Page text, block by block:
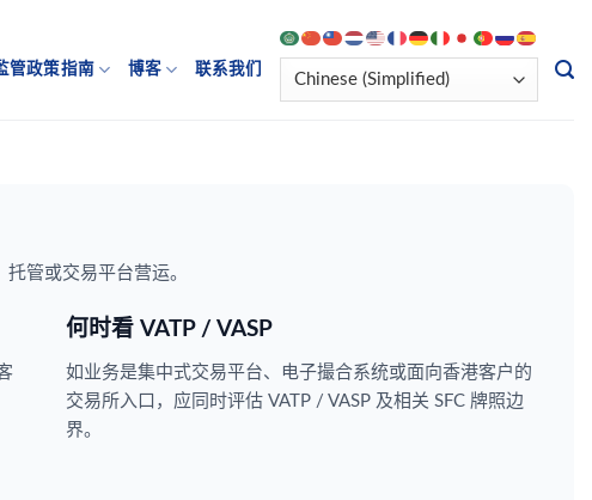
管政策指南 博客 联系我们
管或交易平台营运。
何时看 VATP / VASP
如业务是集中式交易平台、电子撮合系统或面向香港客户的
交易所入口，应同时评估 VATP / VASP 及相关 SFC 牌照边
界。